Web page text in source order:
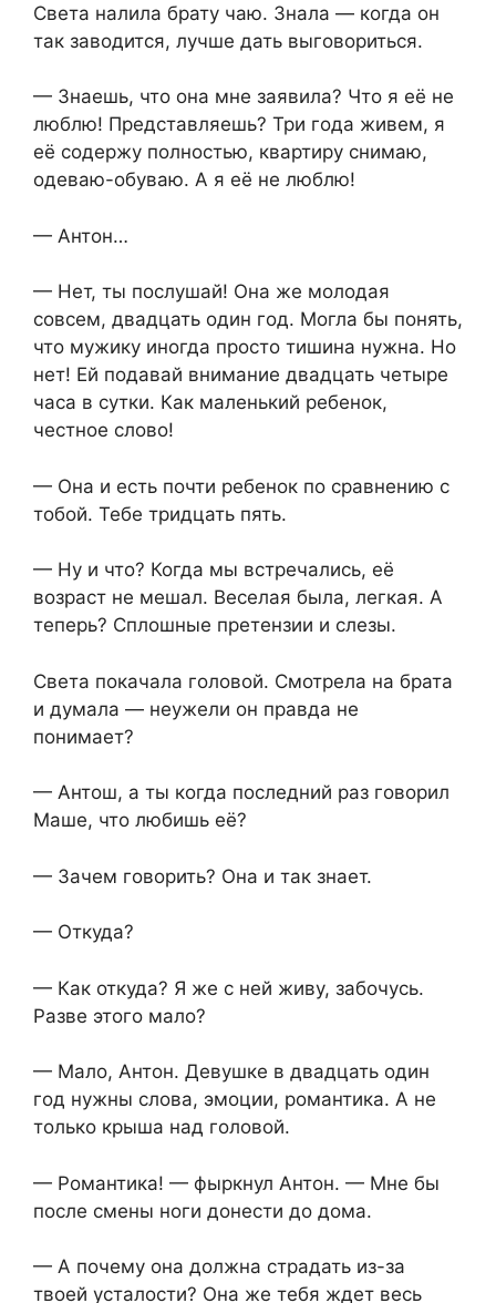
Света налила брату чаю. Знала — когда он
так заводится, лучше дать выговориться.
— Знаешь, что она мне заявила? Что я её не
люблю! Представляешь? Три года живем, я
её содержу полностью, квартиру снимаю,
одеваю-обуваю. А я её не люблю!
— Антон…
— Нет, ты послушай! Она же молодая
совсем, двадцать один год. Могла бы понять,
что мужику иногда просто тишина нужна. Но
нет! Ей подавай внимание двадцать четыре
часа в сутки. Как маленький ребенок,
честное слово!
— Она и есть почти ребенок по сравнению с
тобой. Тебе тридцать пять.
— Ну и что? Когда мы встречались, её
возраст не мешал. Веселая была, легкая. А
теперь? Сплошные претензии и слезы.
Света покачала головой. Смотрела на брата
и думала — неужели он правда не
понимает?
— Антош, а ты когда последний раз говорил
Маше, что любишь её?
— Зачем говорить? Она и так знает.
— Откуда?
— Как откуда? Я же с ней живу, забочусь.
Разве этого мало?
— Мало, Антон. Девушке в двадцать один
год нужны слова, эмоции, романтика. А не
только крыша над головой.
— Романтика! — фыркнул Антон. — Мне бы
после смены ноги донести до дома.
— А почему она должна страдать из-за
твоей усталости? Она же тебя ждет весь